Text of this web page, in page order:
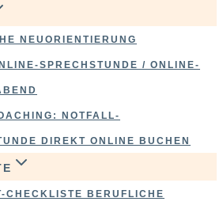
NEUORIENTIERUNG
SPRECHSTUNDE / ONLINE-
NOTFALL-
DIREKT ONLINE BUCHEN
CHECKLISTE BERUFLICHE